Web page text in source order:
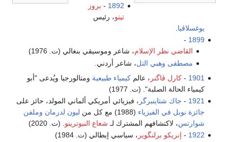
1892
- بروز
تيتو، رئيس
يوغسلاڤيا
1899
-
القاضي نظر الإسلام، شاعر وموسيقي بنغالي (ت. 1976)
مصطفى وهبي التل، شاعر أردني.
1901
-كارل ڤاگنر ، عالمكيمياء طبيعية ومتالورجيا ويُدعى "أبو
كيمياء الحالة الصلبة". (ت. 1977)
1921
- جاك شتاينبرگر ، فيزيائي أمريكي ألماني المولد، حائز على
جائزة نوبل في الفيزياء (1988) مع كل من ليون لدرمان وملفن
شوارتس، لاكتشافهم المشترك لـ شعاع النيوترينو . (ت. 2020)
1922
- إنريكو برلنگوير ، سياسي إيطالي (ت. 1984)